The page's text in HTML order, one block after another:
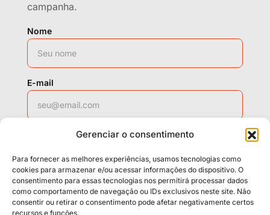
Gerenciar o consentimento
Para fornecer as melhores experiências, usamos tecnologias como
cookies para armazenar e/ou acessar informações do dispositivo. O
consentimento para essas tecnologias nos permitirá processar dados
como comportamento de navegação ou IDs exclusivos neste site. Não
consentir ou retirar o consentimento pode afetar negativamente certos
recursos e funções.
campanha.
Nome
E-mail
Solicitar contato